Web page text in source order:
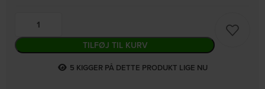
TILFØJ TIL KURV
5 KIGGER PÅ DETTE PRODUKT LIGE NU